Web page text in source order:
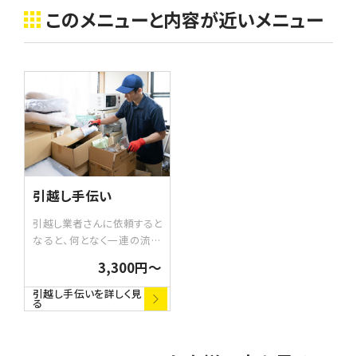
このメニューと内容が近いメニュー
引越し手伝い
引越し業者さんに依頼すると
なると、何となく一連の流れ
ですが、例えば「荷造りを手
伝ってほしい」「運搬を手伝っ
てほしい」「大きな物だけを
3,300円〜
引越し手伝いを詳しく見
る